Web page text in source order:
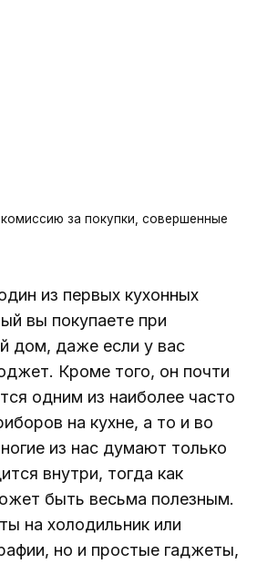
за покупки, совершенные
из первых кухонных
вы покупаете при
дом, даже если у вас
Кроме того, он почти
одним из наиболее часто
на кухне, а то и во
из нас думают только
внутри, тогда как
быть весьма полезным.
на холодильник или
но и простые гаджеты,